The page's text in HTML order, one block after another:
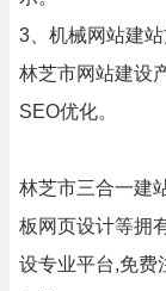
3、机械网站建
林芝市网站建设
SEO优化。
林芝市三合一建
板网页设计等拥
设专业平台,免费